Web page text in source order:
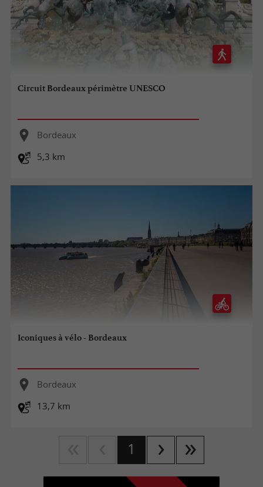
Circuit Bordeaux périmètre UNESCO
Bordeaux
5,3 km
Iconiques à vélo - Bordeaux
Bordeaux
13,7 km
1